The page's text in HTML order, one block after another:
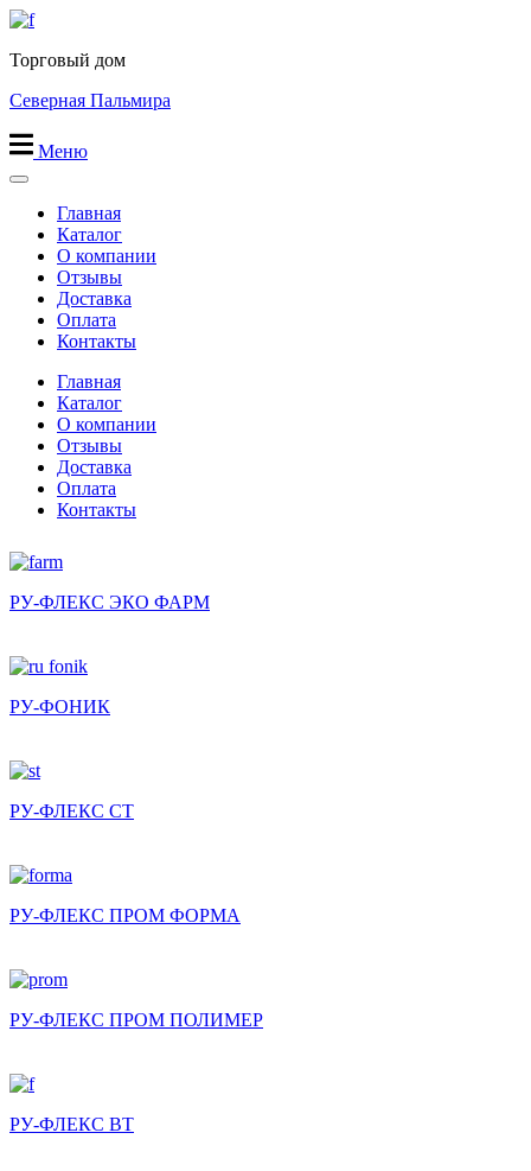
Перейти
содержимому
Торговый дом
Северная Пальмира
Меню
Главная
Каталог
О компании
Отзывы
Доставка
Оплата
Контакты
Главная
Каталог
О компании
Отзывы
Доставка
Оплата
Контакты
РУ-ФЛЕКС ЭКО ФАРМ
РУ-ФОНИК
РУ-ФЛЕКС СТ
РУ-ФЛЕКС ПРОМ ФОРМА
РУ-ФЛЕКС ПРОМ ПОЛИМЕР
РУ-ФЛЕКС ВТ